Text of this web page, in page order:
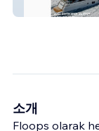
Zenmar Yachts
소개
Floops olarak